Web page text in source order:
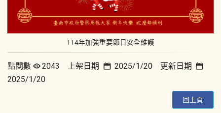
114年加強重要節日安全維護
點閱數 2043 上架日期
2025/1/20 更新日期
2025/1/20
回上頁